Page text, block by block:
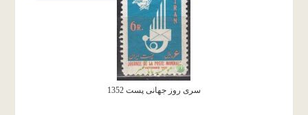
سری روز جهانی پست 1352